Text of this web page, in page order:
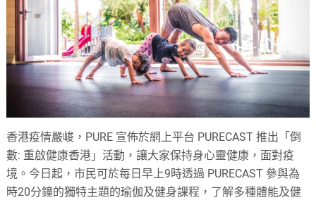
香港疫情嚴峻，PURE 宣佈於網上平台 PURECAST 推出「倒
數: 重啟健康香港」活動，讓大家保持身心靈健康，面對疫
境。今日起，市民可於每日早上9時透過 PURECAST 參與為
時20分鐘的獨特主題的瑜伽及健身課程，了解多種體能及健